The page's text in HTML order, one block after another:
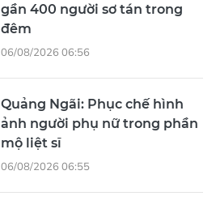
gần 400 người sơ tán trong
đêm
06/08/2026 06:56
Quảng Ngãi: Phục chế hình
ảnh người phụ nữ trong phần
mộ liệt sĩ
06/08/2026 06:55